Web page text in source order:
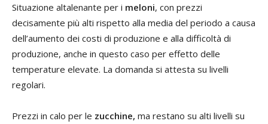
Situazione altalenante per i meloni, con prezzi
decisamente più alti rispetto alla media del periodo a causa
dell’aumento dei costi di produzione e alla difficoltà di
produzione, anche in questo caso per effetto delle
temperature elevate. La domanda si attesta su livelli
regolari.
Prezzi in calo per le zucchine, ma restano su alti livelli su